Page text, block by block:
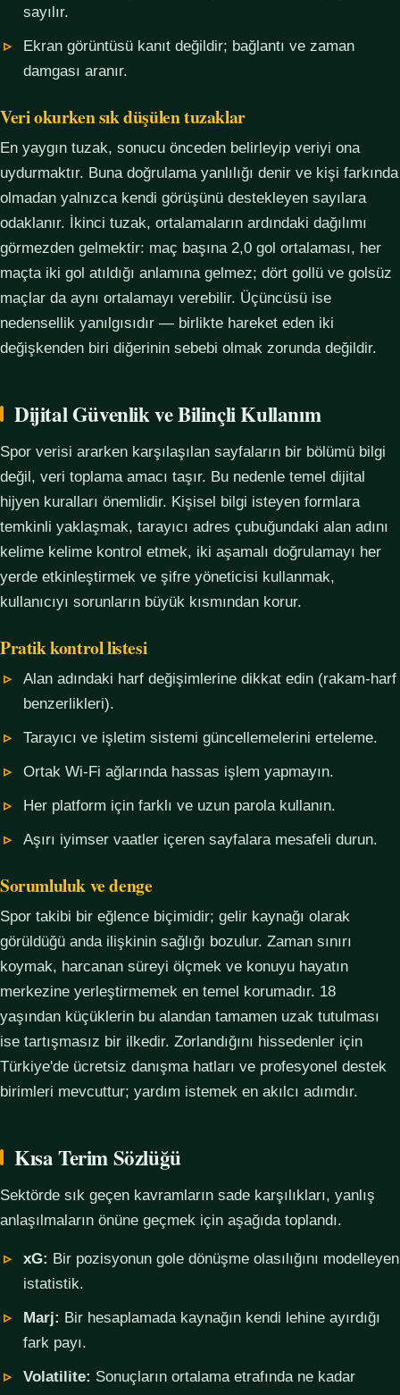
sayılır.
Ekran görüntüsü kanıt değildir; bağlantı ve zaman
damgası aranır.
Veri okurken sık düşülen tuzaklar
En yaygın tuzak, sonucu önceden belirleyip veriyi ona
uydurmaktır. Buna doğrulama yanlılığı denir ve kişi farkında
olmadan yalnızca kendi görüşünü destekleyen sayılara
odaklanır. İkinci tuzak, ortalamaların ardındaki dağılımı
görmezden gelmektir: maç başına 2,0 gol ortalaması, her
maçta iki gol atıldığı anlamına gelmez; dört gollü ve golsüz
maçlar da aynı ortalamayı verebilir. Üçüncüsü ise
nedensellik yanılgısıdır — birlikte hareket eden iki
değişkenden biri diğerinin sebebi olmak zorunda değildir.
Dijital Güvenlik ve Bilinçli Kullanım
Spor verisi ararken karşılaşılan sayfaların bir bölümü bilgi
değil, veri toplama amacı taşır. Bu nedenle temel dijital
hijyen kuralları önemlidir. Kişisel bilgi isteyen formlara
temkinli yaklaşmak, tarayıcı adres çubuğundaki alan adını
kelime kelime kontrol etmek, iki aşamalı doğrulamayı her
yerde etkinleştirmek ve şifre yöneticisi kullanmak,
kullanıcıyı sorunların büyük kısmından korur.
Pratik kontrol listesi
Alan adındaki harf değişimlerine dikkat edin (rakam-harf
benzerlikleri).
Tarayıcı ve işletim sistemi güncellemelerini erteleme.
Ortak Wi-Fi ağlarında hassas işlem yapmayın.
Her platform için farklı ve uzun parola kullanın.
Aşırı iyimser vaatler içeren sayfalara mesafeli durun.
Sorumluluk ve denge
Spor takibi bir eğlence biçimidir; gelir kaynağı olarak
görüldüğü anda ilişkinin sağlığı bozulur. Zaman sınırı
koymak, harcanan süreyi ölçmek ve konuyu hayatın
merkezine yerleştirmemek en temel korumadır. 18
yaşından küçüklerin bu alandan tamamen uzak tutulması
ise tartışmasız bir ilkedir. Zorlandığını hissedenler için
Türkiye'de ücretsiz danışma hatları ve profesyonel destek
birimleri mevcuttur; yardım istemek en akılcı adımdır.
Kısa Terim Sözlüğü
Sektörde sık geçen kavramların sade karşılıkları, yanlış
anlaşılmaların önüne geçmek için aşağıda toplandı.
xG: Bir pozisyonun gole dönüşme olasılığını modelleyen
istatistik.
Marj: Bir hesaplamada kaynağın kendi lehine ayırdığı
fark payı.
Volatilite: Sonuçların ortalama etrafında ne kadar